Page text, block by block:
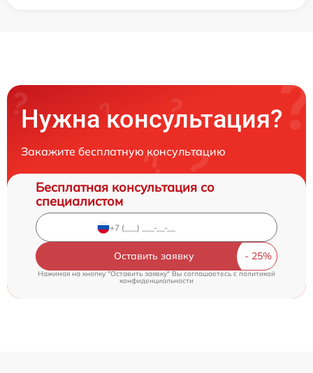
Нужна консультация?
Закажите бесплатную консультацию
Бесплатная консультация со
специалистом
Оставить заявку
Нажимая на кнопку "Оставить заявку" Вы соглашаетесь cполитикой
конфиденциальности